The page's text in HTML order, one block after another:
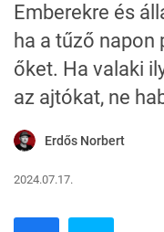
Emberekre és
ha a tűző napon
őket. Ha valaki
az ajtókat, ne
Erdős Norbert
2024.07.17.